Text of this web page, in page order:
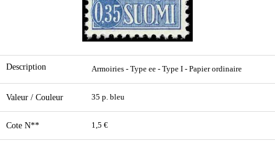
Description Armoiries - Type ee - Type I - Papier ordinaire
Valeur / Couleur 35 p. bleu
Cote N** 1,5 €